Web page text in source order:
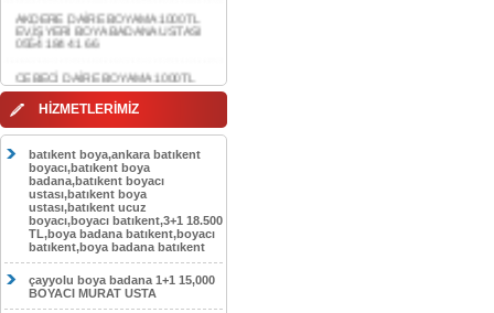
CEBECİ DAİRE BOYAMA 1000TL
EV,İŞYERİ BOYA BADANA USTASI
EV,İŞYERİ BOYA BADANA USTASI
GÖLBAŞI DAİRE BOYAMA 1000TL
EV,İŞYERİ BOYA BADANA USTASI
0554 184 41 66
SOKULLU DAİRE BOYAMA 1000TL
EV,İŞYERİ BOYA BADANA USTASI
0554 184 41 66
HİZMETLERİMİZ
batıkent boya,ankara batıkent
boyacı,batıkent boya
badana,batıkent boyacı
ustası,batıkent boya
ustası,batıkent ucuz
boyacı,boyacı batıkent,3+1 18.500
TL,boya badana batıkent,boyacı
batıkent,boya badana batıkent
çayyolu boya badana 1+1 15,000
BOYACI MURAT USTA